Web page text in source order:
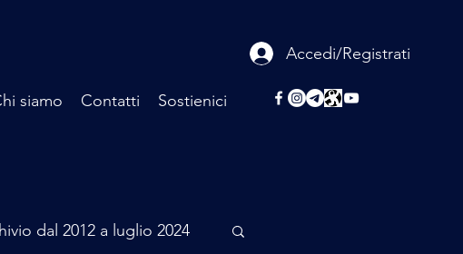
Accedi/Registrati
siamo Contatti Sostienici
dal 2012 a luglio 2024